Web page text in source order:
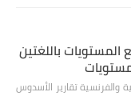
المستويات باللغتين
والفرنسية تقارير الأسدوس